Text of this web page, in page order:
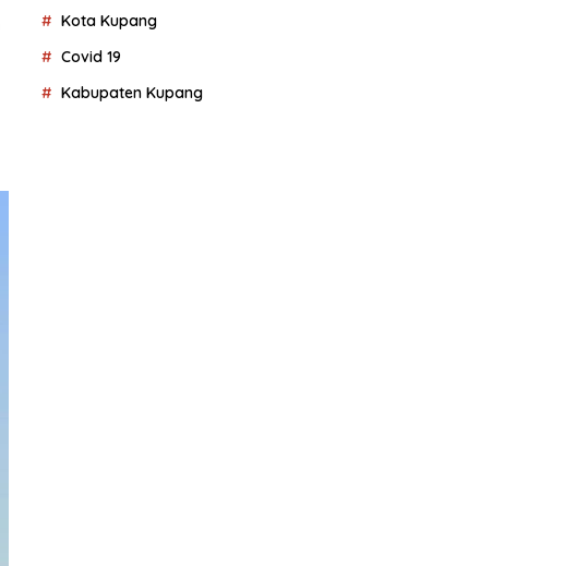
Kota Kupang
Covid 19
Kabupaten Kupang